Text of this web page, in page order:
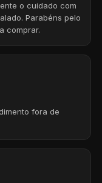
o cuidado com
Parabéns pelo
comprar.
fora de